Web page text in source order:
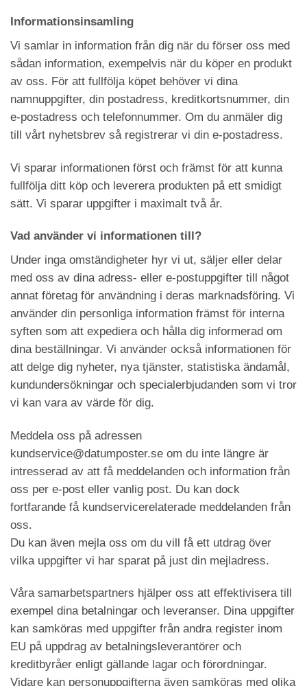
Informationsinsamling
Vi samlar in information från dig när du förser oss med
sådan information, exempelvis när du köper en produkt
av oss. För att fullfölja köpet behöver vi dina
namnuppgifter, din postadress, kreditkortsnummer, din
e-postadress och telefonnummer. Om du anmäler dig
till vårt nyhetsbrev så registrerar vi din e-postadress.
Vi sparar informationen först och främst för att kunna
fullfölja ditt köp och leverera produkten på ett smidigt
sätt. Vi sparar uppgifter i maximalt två år.
Vad använder vi informationen till?
Under inga omständigheter hyr vi ut, säljer eller delar
med oss av dina adress- eller e-postuppgifter till något
annat företag för användning i deras marknadsföring. Vi
använder din personliga information främst för interna
syften som att expediera och hålla dig informerad om
dina beställningar. Vi använder också informationen för
att delge dig nyheter, nya tjänster, statistiska ändamål,
kundundersökningar och specialerbjudanden som vi tror
vi kan vara av värde för dig.
Meddela oss på adressen
kundservice@datumposter.se om du inte längre är
intresserad av att få meddelanden och information från
oss per e-post eller vanlig post. Du kan dock
fortfarande få kundservicerelaterade meddelanden från
oss.
Du kan även mejla oss om du vill få ett utdrag över
vilka uppgifter vi har sparat på just din mejladress.
Våra samarbetspartners hjälper oss att effektivisera till
exempel dina betalningar och leveranser. Dina uppgifter
kan samköras med uppgifter från andra register inom
EU på uppdrag av betalningsleverantörer och
kreditbyråer enligt gällande lagar och förordningar.
Vidare kan personuppgifterna även samköras med olika